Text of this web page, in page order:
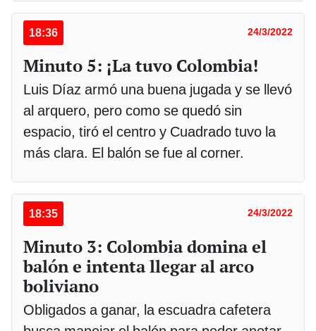
18:36 24/3/2022
Minuto 5: ¡La tuvo Colombia!
Luis Díaz armó una buena jugada y se llevó
al arquero, pero como se quedó sin
espacio, tiró el centro y Cuadrado tuvo la
más clara. El balón se fue al corner.
18:35 24/3/2022
Minuto 3: Colombia domina el
balón e intenta llegar al arco
boliviano
Obligados a ganar, la escuadra cafetera